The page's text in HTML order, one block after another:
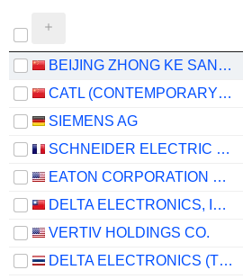
BEIJING ZHONG KE SAN HUAN HIGH-TECH CO., LTD.
CATL (CONTEMPORARY AMPEREX TECHNOLOGY)
SIEMENS AG
SCHNEIDER ELECTRIC SE
EATON CORPORATION PLC
DELTA ELECTRONICS, INC.
VERTIV HOLDINGS CO.
DELTA ELECTRONICS (THAILAND)